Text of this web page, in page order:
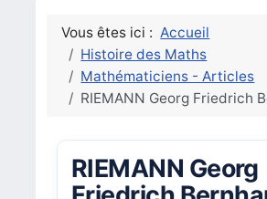
Vous êtes ici : Accueil
Histoire des Maths
Mathématiciens - Articles
RIEMANN Georg Friedrich
RIEMANN Georg